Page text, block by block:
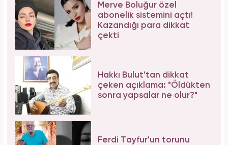
Merve Boluğur özel
abonelik sistemini açtı!
Kazandığı para dikkat
çekti
Hakkı Bulut'tan dikkat
çeken açıklama: "Öldükten
sonra yapsalar ne olur?"
Ferdi Tayfur'un torunu